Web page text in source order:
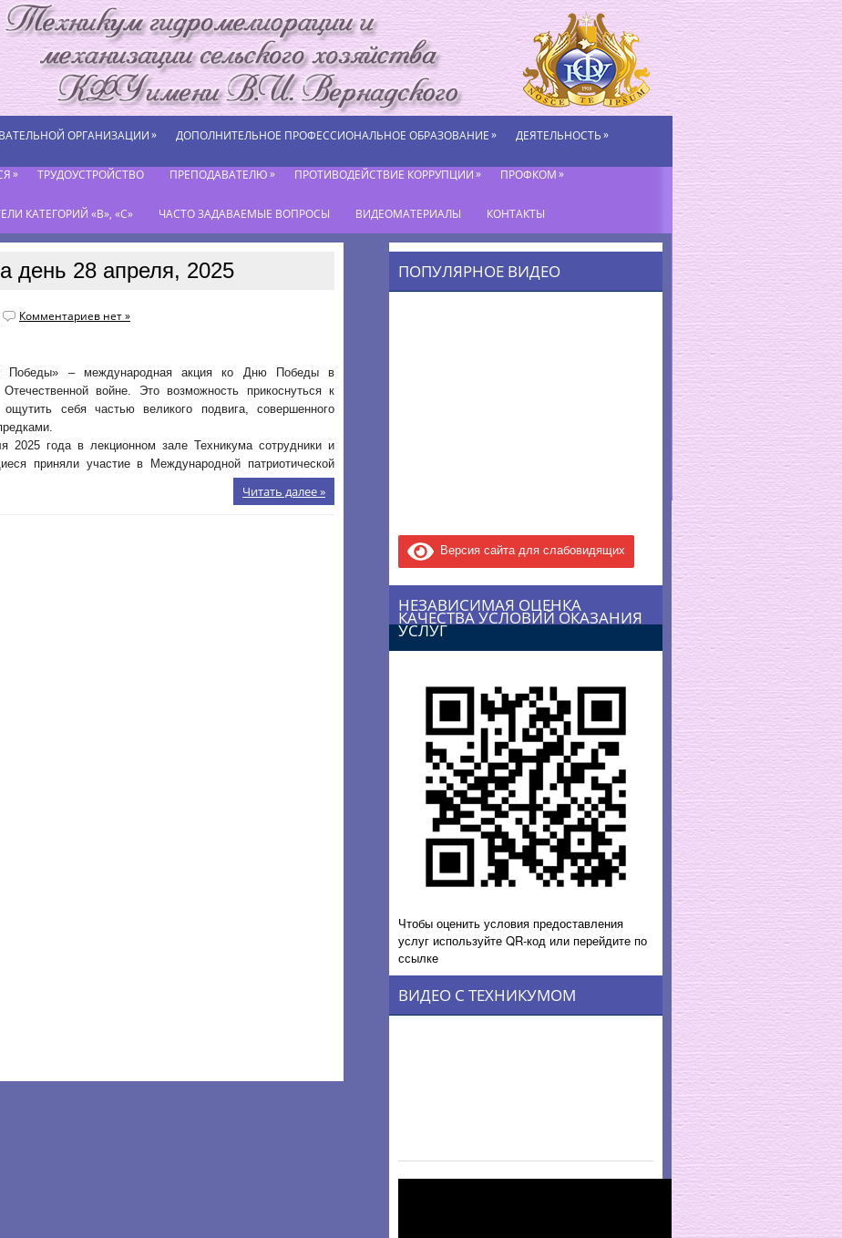
ОРГАНИЗАЦИИ» ДОПОЛНИТЕЛЬНОЕ ПРОФЕССИОНАЛЬНОЕ ОБРАЗОВАНИЕ» ДЕЯТЕЛЬНОСТЬ»
» ТРУДОУСТРОЙСТВО ПРЕПОДАВАТЕЛЮ» ПРОТИВОДЕЙСТВИЕ КОРРУПЦИИ» ПРОФКОМ»
КАТЕГОРИЙ «В», «С» ЧАСТО ЗАДАВАЕМЫЕ ВОПРОСЫ ВИДЕОМАТЕРИАЛЫ КОНТАКТЫ
день 28 апреля, 2025
Комментариев нет »
Победы» – международная акция ко Дню Победы в
Отечественной войне. Это возможность прикоснуться к
ощутить себя частью великого подвига, совершенного
2025 года в лекционном зале Техникума сотрудники и
приняли участие в Международной патриотической
Читать далее »
ПОПУЛЯРНОЕ ВИДЕО
Версия сайта для слабовидящих
НЕЗАВИСИМАЯ ОЦЕНКА
КАЧЕСТВА УСЛОВИЙ ОКАЗАНИЯ
УСЛУГ
Чтобы оценить условия предоставления
услуг используйте QR-код или перейдите по
ссылке
ВИДЕО С ТЕХНИКУМОМ